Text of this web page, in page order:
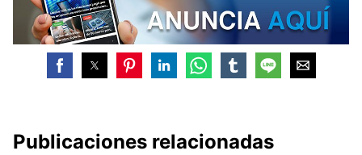
Publicaciones relacionadas